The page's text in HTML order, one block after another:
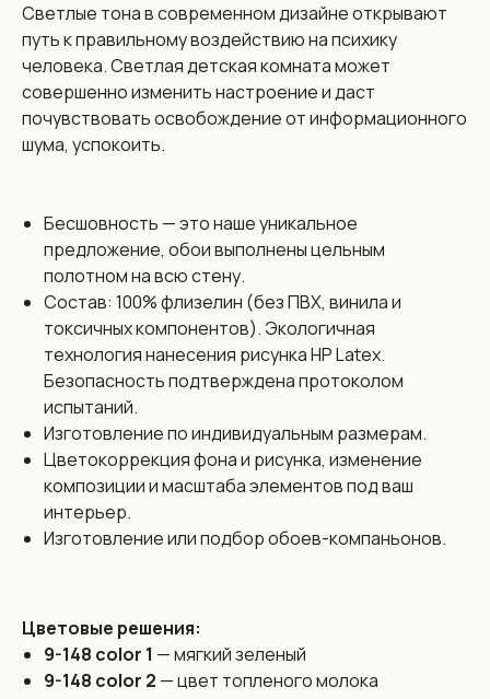
Светлые тона в современном дизайне открывают
путь к правильному воздействию на психику
человека. Светлая детская комната может
совершенно изменить настроение и даст
почувствовать освобождение от информационного
шума, успокоить.
Бесшовность — это наше уникальное
предложение, обои выполнены цельным
полотном на всю стену.
Состав: 100% флизелин (без ПВХ, винила и
токсичных компонентов). Экологичная
технология нанесения рисунка HP Latex.
Безопасность подтверждена протоколом
испытаний.
Изготовление по индивидуальным размерам.
Цветокоррекция фона и рисунка, изменение
композиции и масштаба элементов под ваш
интерьер.
Изготовление или подбор обоев-компаньонов.
Цветовые решения:
9-148 color 1 — мягкий зеленый
9-148 color 2 — цвет топленого молока
Размеры:
Бесшовные обои Vinni изготовлены из цельного
полотна
без стыков и производятся по индивидуальным
размерам
с максимальной высотой до 3,2 метра и любой шириной.
Бесшовность — это наше уникальное предложение
которое позволяет полностью исключить проблему
на всю стену.
138 бел. руб. / 3990 рос. руб. за 1 кв. м. на любой
дизайн из каталога
Если у вас есть идея для дизайна обоев, мы сможем ее
реализовать силами наших художников. Работаем в